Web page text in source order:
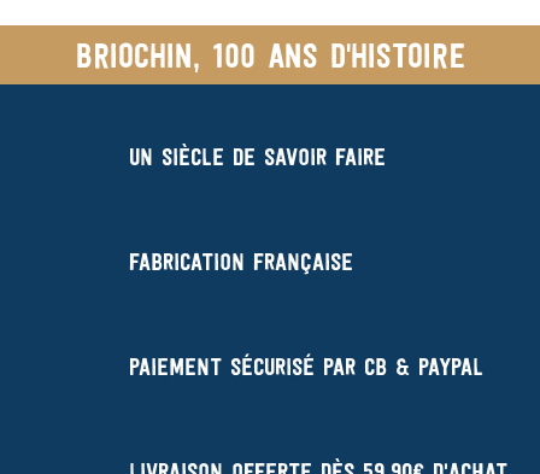
Briochin, 100 ans d'histoire
Un siècle de savoir faire
Fabrication française
Paiement sécurisé par CB & Paypal